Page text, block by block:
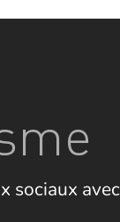
sociaux